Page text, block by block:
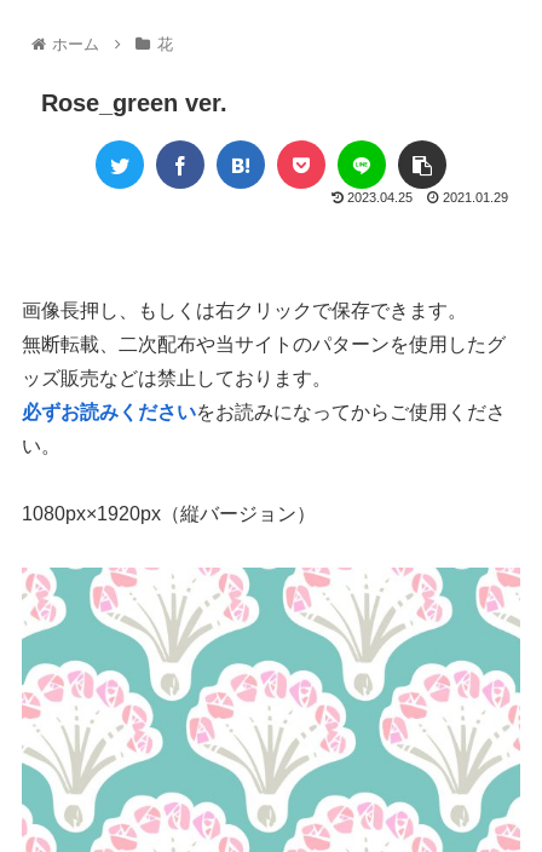
ホーム 花
Rose_green ver.
2023.04.25 2021.01.29
画像長押し、もしくは右クリックで保存できます。
無断転載、二次配布や当サイトのパターンを使用したグ
ッズ販売などは禁止しております。
必ずお読みくださいをお読みになってからご使用くださ
い。
1080px×1920px（縦バージョン）